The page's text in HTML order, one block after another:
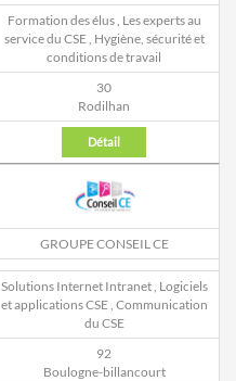
Formation des élus, Les experts au
service du CSE, Hygiène, sécurité et
conditions de travail
30
Rodilhan
Détail
GROUPE CONSEIL CE
Solutions Internet Intranet, Logiciels
et applications CSE, Communication
du CSE
92
Boulogne-billancourt